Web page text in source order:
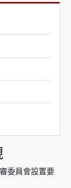
委員會設置要